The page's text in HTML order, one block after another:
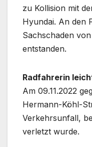
zu Kollision mit
Hyundai. An den
Sachschaden
entstanden.
Radfahrerin
Am 09.11.2022
Hermann-Köhl-
Verkehrsunfall,
verletzt wurde.